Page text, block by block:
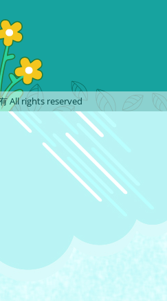
All rights reserved